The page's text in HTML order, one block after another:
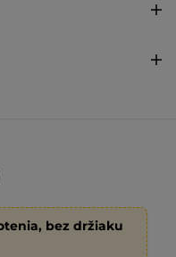
bez držiaku